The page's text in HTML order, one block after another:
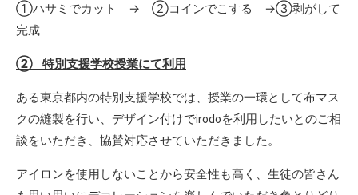
①ハサミでカット → ②コインでこする →③剥がして
完成
② 特別支援学校授業にて利用
ある東京都内の特別支援学校では、授業の一環として布マス
クの縫製を行い、デザイン付けでirodoを利用したいとのご相
談をいただき、協賛対応させていただきました。
アイロンを使用しないことから安全性も高く、生徒の皆さん